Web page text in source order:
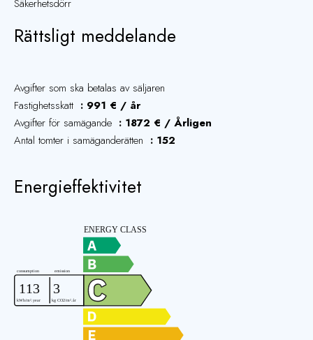
Säkerhetsdörr
Rättsligt meddelande
Avgifter som ska betalas av säljaren
Fastighetsskatt
991 € / år
Avgifter för samägande
1872 € / Årligen
Antal tomter i samäganderätten
152
Energieffektivitet